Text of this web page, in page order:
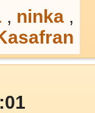
, ninka ,